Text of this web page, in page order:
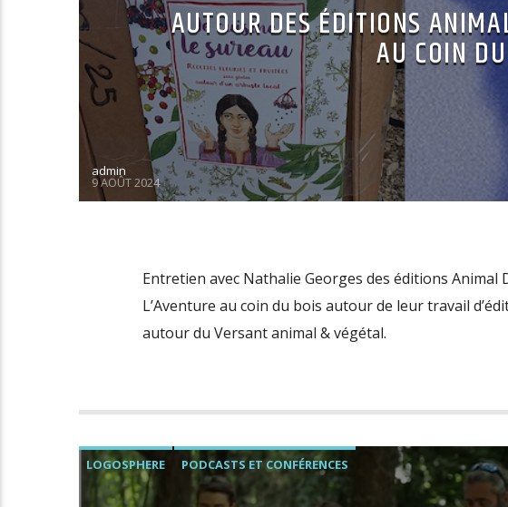
AUTOUR DES ÉDITIONS
AU COIN
admin
9 AOÛT 2024
Entretien avec Nathalie Georges des éditions Animal
L’Aventure au coin du bois autour de leur travail
autour du Versant animal & végétal.
LOGOSPHERE PODCASTS ET CONFÉRENCES